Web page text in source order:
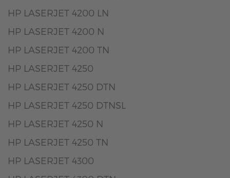
HP LASERJET 4200 LN
HP LASERJET 4200 N
HP LASERJET 4200 TN
HP LASERJET 4250
HP LASERJET 4250 DTN
HP LASERJET 4250 DTNSL
HP LASERJET 4250 N
HP LASERJET 4250 TN
HP LASERJET 4300